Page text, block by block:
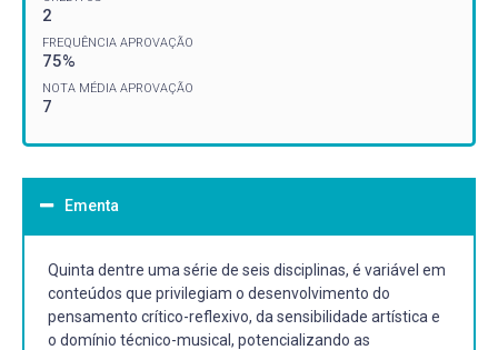
2
FREQUÊNCIA APROVAÇÃO
75%
NOTA MÉDIA APROVAÇÃO
7
Ementa
Quinta dentre uma série de seis disciplinas, é variável em
conteúdos que privilegiam o desenvolvimento do
pensamento crítico-reflexivo, da sensibilidade artística e
o domínio técnico-musical, potencializando as